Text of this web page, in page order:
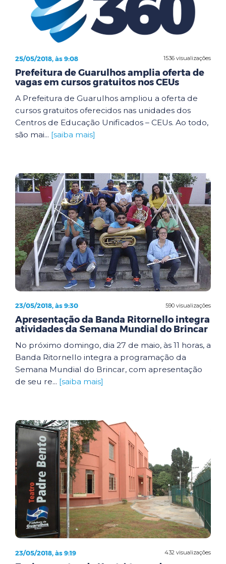
1536 visualizações
25/05/2018, às 9:08
Prefeitura de Guarulhos amplia oferta de
vagas em cursos gratuitos nos CEUs
A Prefeitura de Guarulhos ampliou a oferta de
cursos gratuitos oferecidos nas unidades dos
Centros de Educação Unificados – CEUs. Ao todo,
são mai... [saiba mais]
590 visualizações
23/05/2018, às 9:30
Apresentação da Banda Ritornello integra
atividades da Semana Mundial do Brincar
No próximo domingo, dia 27 de maio, às 11 horas, a
Banda Ritornello integra a programação da
Semana Mundial do Brincar, com apresentação
de seu re... [saiba mais]
432 visualizações
23/05/2018, às 9:19